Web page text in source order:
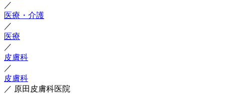
／
医療・介護
／
医療
／
皮膚科
／
皮膚科
／ 原田皮膚科医院